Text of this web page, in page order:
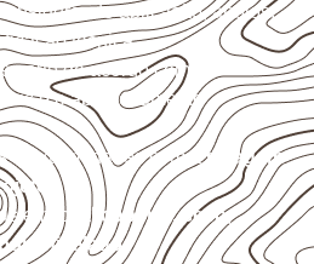
aplicação, apoios,
técnica.
corte de acordo com as
e o aproveitamento
e extremidades com aselagem
em local coberto, seco,
nivelado.